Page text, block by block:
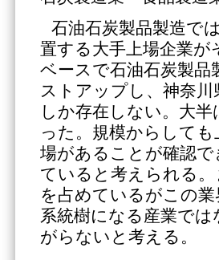
石油石炭製品製造で
置する大手上場企業
ベースで石油石炭製
ストアップし、神奈
しか存在しない。大
った。規模からして
場があることが確認
ていると考えられる
を占めているがこの
系統樹になる産業で
がらないと考える。